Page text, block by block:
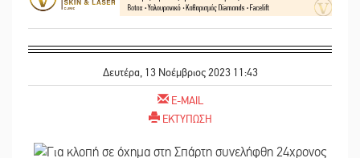
Δευτέρα, 13 Νοέμβριος 2023 11:43
E-MAIL
ΕΚΤΥΠΩΣΗ